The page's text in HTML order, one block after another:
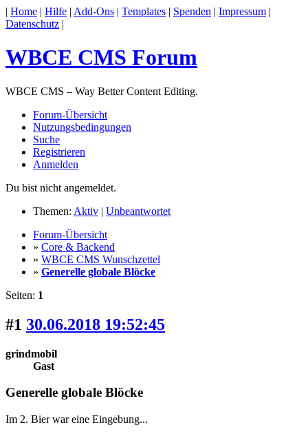
| Home | Hilfe | Add-Ons | Templates | Spenden | Impressum |
Datenschutz |
WBCE CMS Forum
WBCE CMS – Way Better Content Editing.
Forum-Übersicht
Nutzungsbedingungen
Suche
Registrieren
Anmelden
Du bist nicht angemeldet.
Themen: Aktiv | Unbeantwortet
Forum-Übersicht
» Core & Backend
» WBCE CMS Wunschzettel
» Generelle globale Blöcke
Seiten: 1
#1 30.06.2018 19:52:45
grindmobil
Gast
Generelle globale Blöcke
Im 2. Bier war eine Eingebung...